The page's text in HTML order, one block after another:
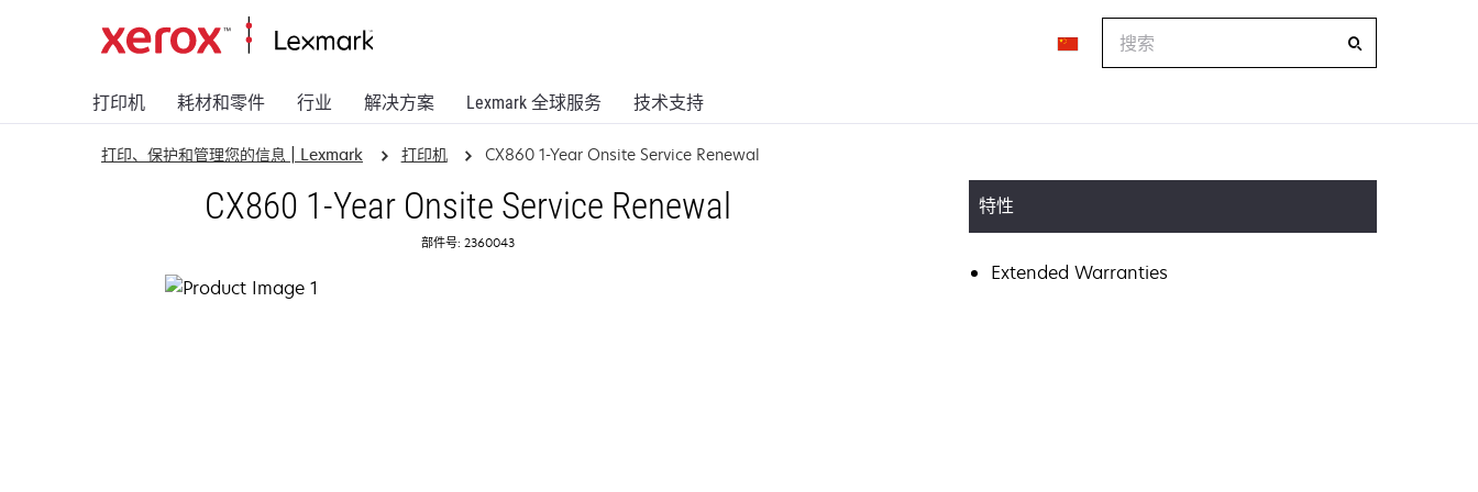
打印机 耗材和零件 行业 解决方案 Lexmark 全球服务 技术支持
打印、保护和管理您的信息 | Lexmark 打印机 CX860 1-Year Onsite Service Renewal
CX860 1-Year Onsite Service Renewal
部件号: 2360043
特性
Extended Warranties